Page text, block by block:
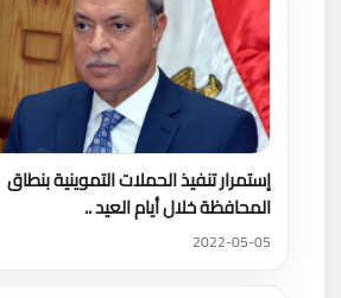
إستمرار تنفيذ الحملات التموينية بنطاق
المحافظة خلال أيام العيد ..
2022-05-05